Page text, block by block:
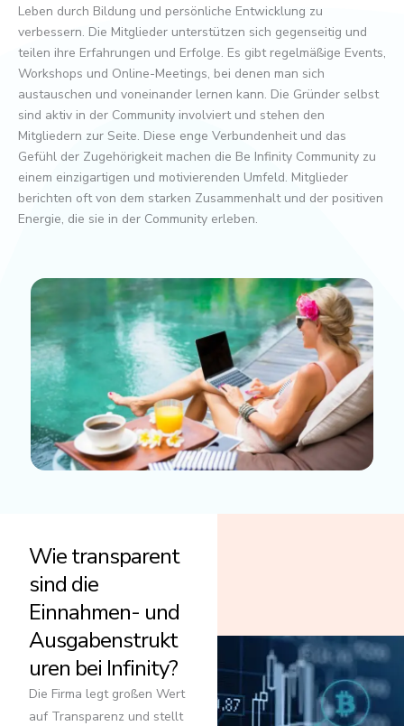
Leben durch Bildung und persönliche Entwicklung zu
verbessern. Die Mitglieder unterstützen sich gegenseitig und
teilen ihre Erfahrungen und Erfolge. Es gibt regelmäßige Events,
Workshops und Online-Meetings, bei denen man sich
austauschen und voneinander lernen kann. Die Gründer selbst
sind aktiv in der Community involviert und stehen den
Mitgliedern zur Seite. Diese enge Verbundenheit und das
Gefühl der Zugehörigkeit machen die Be Infinity Community zu
einem einzigartigen und motivierenden Umfeld. Mitglieder
berichten oft von dem starken Zusammenhalt und der positiven
Energie, die sie in der Community erleben.
Wie transparent
sind die
Einnahmen- und
Ausgabenstrukt
uren bei Infinity?
Die Firma legt großen Wert
auf Transparenz und stellt